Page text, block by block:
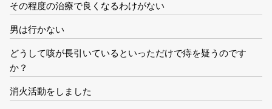
その程度の治療で良くなるわけがない
男は行かない
どうして咳が長引いているといっただけで痔を疑うのです
か？
消火活動をしました